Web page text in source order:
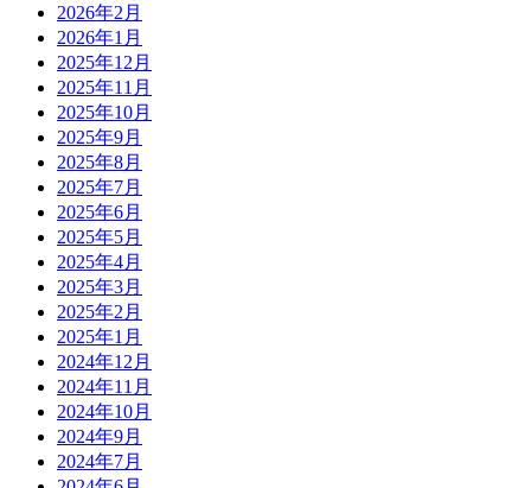
2026年2月
2026年1月
2025年12月
2025年11月
2025年10月
2025年9月
2025年8月
2025年7月
2025年6月
2025年5月
2025年4月
2025年3月
2025年2月
2025年1月
2024年12月
2024年11月
2024年10月
2024年9月
2024年7月